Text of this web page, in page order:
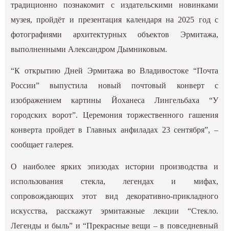
традиционно познакомит с издательскими новинками
музея, пройдёт и презентация календаря на 2025 год с
фотографиями архитектурных объектов Эрмитажа,
выполненными Александром Дымниковым.
“К открытию Дней Эрмитажа во Владивостоке “Почта
России” выпустила новый почтовый конверт с
изображением картины Йоханеса Лингельбаха “У
городских ворот”. Церемония торжественного гашения
конверта пройдет в Главных анфиладах 23 сентября”, –
сообщает галерея.
О наиболее ярких эпизодах истории производства и
использования стекла, легендах и мифах,
сопровождающих этот вид декоративно-прикладного
искусства, расскажут эрмитажные лекции “Стекло.
Легенды и быль” и “Прекрасные вещи – в повседневный